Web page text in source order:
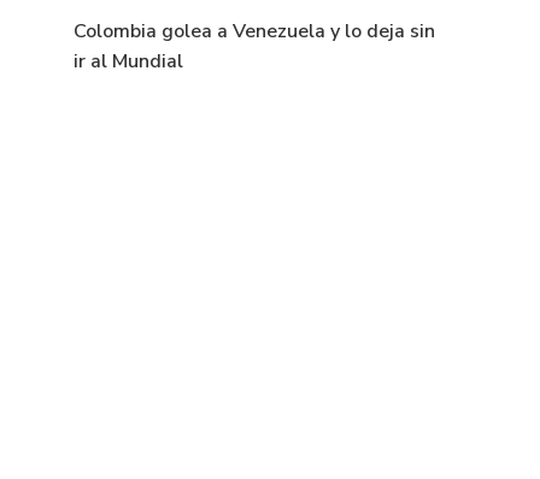
Colombia golea a Venezuela y lo deja sin
ir al Mundial